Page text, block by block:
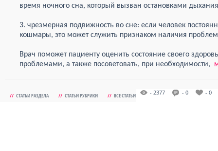
время ночного сна, который вызван остановками
3. чрезмерная подвижность во сне: если человек
кошмары, это может служить признаком наличия
Врач поможет пациенту оценить состояние своего
проблемами, а также посоветовать, при необходимости,
// СТАТЬИ РАЗДЕЛА // СТАТЬИ РУБРИКИ // ВСЕ СТАТЬИ - 2377 - 0 - 0